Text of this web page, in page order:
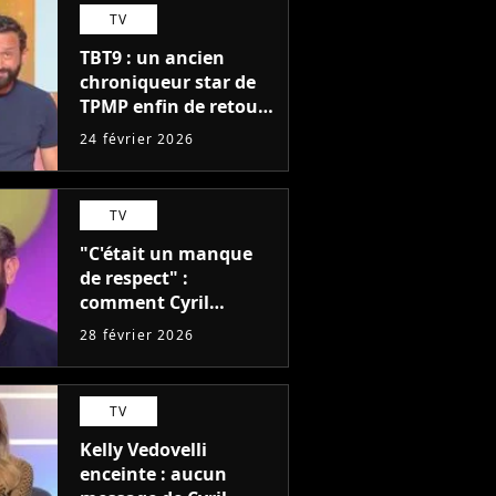
TV
TBT9 : un ancien
chroniqueur star de
TPMP enfin de retour
auprès de Cyril
24 février 2026
TV
"C'était un manque
de respect" :
comment Cyril
Hanouna a trahi une
TPMP
28 février 2026
TV
Kelly Vedovelli
enceinte : aucun